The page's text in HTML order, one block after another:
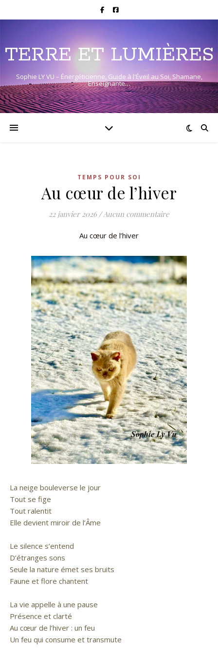
TERRE ET LUMIÈRES
Sophie LY VU – Énergéticienne, Guide à l'Éveil au Soi, Shamane,
Enseignante…
TEMPS POUR SOI
Au cœur de l’hiver
22 janvier 2026 /Aucun commentaire
Au cœur de l’hiver
La neige bouleverse le jour
Tout se fige
Tout ralentit
Elle devient miroir de l’Âme
Le silence s’entend
D’étranges sons
Seule la nature émet ses bruits
Faune et flore chantent
La vie appelle à une pause
Présence et clarté
Au cœur de l’hiver : un feu
Un feu qui consume et transmute